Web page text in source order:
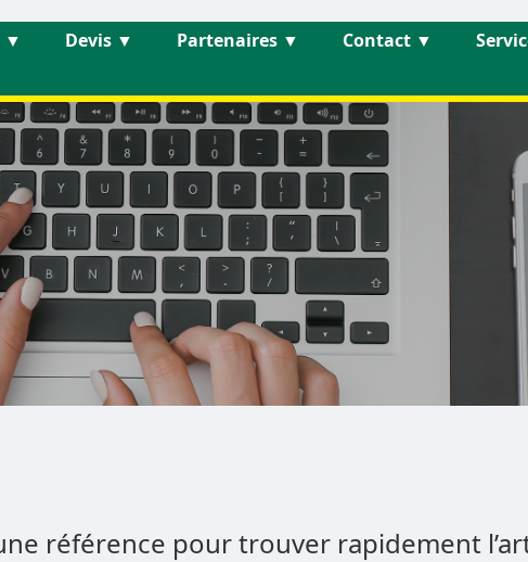
▼ Devis ▼ Partenaires ▼ Contact ▼
référence pour trouver rapidement